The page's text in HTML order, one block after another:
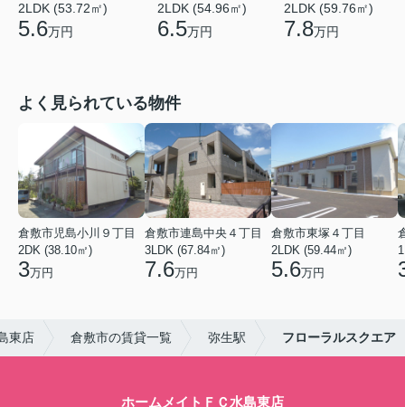
2LDK (53.72㎡)
5.6万円
2LDK (54.96㎡)
6.5万円
2LDK (59.76㎡)
7.8万円
よく見られている物件
倉敷市児島小川９丁目
2DK (38.10㎡)
3万円
倉敷市連島中央４丁目
3LDK (67.84㎡)
7.6万円
倉敷市東塚４丁目
2LDK (59.44㎡)
5.6万円
東店 倉敷市の賃貸一覧 弥生駅 フローラルスクエア
ホームメイトＦＣ水島東店